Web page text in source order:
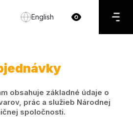
English
obsahuje základné údaje o
prác a služieb Národnej
spoločnosti.